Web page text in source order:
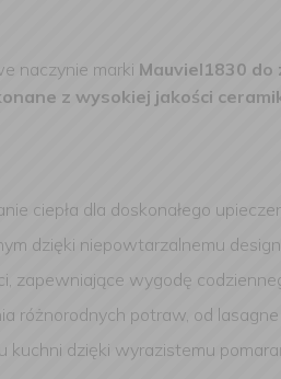
naczynie marki Mauviel1830
z wysokiej jakości
ciepła dla doskonałego
dzięki niepowtarzalnemu
zapewniające wygodę
różnorodnych potraw, od
kuchni dzięki wyrazistemu